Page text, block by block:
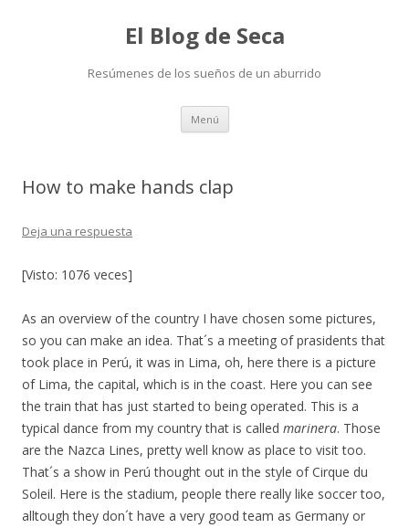
El Blog de Seca
Resúmenes de los sueños de un aburrido
Menú Ir
contenido
How to make hands clap
Deja una respuesta
[Visto: 1076 veces]
As an overview of the country I have chosen some pictures,
so you can make an idea. That´s a meeting of prasidents that
took place in Perú, it was in Lima, oh, here there is a picture
of Lima, the capital, which is in the coast. Here you can see
the train that has just started to being operated. This is a
typical dance from my country that is called marinera. Those
are the Nazca Lines, pretty well know as place to visit too.
That´s a show in Perú thought out in the style of Cirque du
Soleil. Here is the stadium, people there really like soccer too,
alltough they don´t have a very good team as Germany or